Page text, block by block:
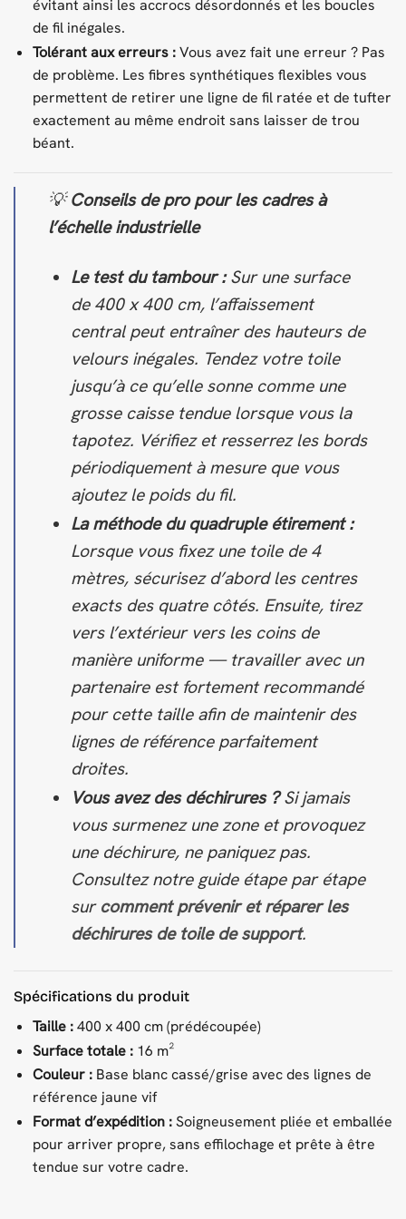
évitant ainsi les accrocs désordonnés et les boucles
de fil inégales.
Tolérant aux erreurs :Vous avez fait une erreur ? Pas
de problème. Les fibres synthétiques flexibles vous
permettent de retirer une ligne de fil ratée et de tufter
exactement au même endroit sans laisser de trou
béant.
💡Conseils de pro pour les cadres à
l’échelle industrielle
Le test du tambour :Sur une surface
de 400 x 400 cm, l’affaissement
central peut entraîner des hauteurs de
velours inégales. Tendez votre toile
jusqu’à ce qu’elle sonne comme une
grosse caisse tendue lorsque vous la
tapotez. Vérifiez et resserrez les bords
périodiquement à mesure que vous
ajoutez le poids du fil.
La méthode du quadruple étirement :
Lorsque vous fixez une toile de 4
mètres, sécurisez d’abord les centres
exacts des quatre côtés. Ensuite, tirez
vers l’extérieur vers les coins de
manière uniforme — travailler avec un
partenaire est fortement recommandé
pour cette taille afin de maintenir des
lignes de référence parfaitement
droites.
Vous avez des déchirures ?Si jamais
vous surmenez une zone et provoquez
une déchirure, ne paniquez pas.
Consultez notre guide étape par étape
sur comment prévenir et réparer les
déchirures de toile de support.
Spécifications du produit
Taille :400 x 400 cm (prédécoupée)
Surface totale :16 m²
Couleur :Base blanc cassé/grise avec des lignes de
référence jaune vif
Format d’expédition :Soigneusement pliée et emballée
pour arriver propre, sans effilochage et prête à être
tendue sur votre cadre.